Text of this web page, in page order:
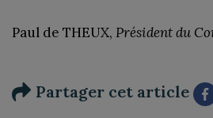
Paul de THEUX, Président du
Partager cet article